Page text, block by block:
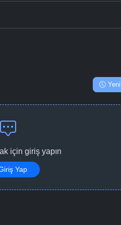
Yeni
için giriş yapın
Yap